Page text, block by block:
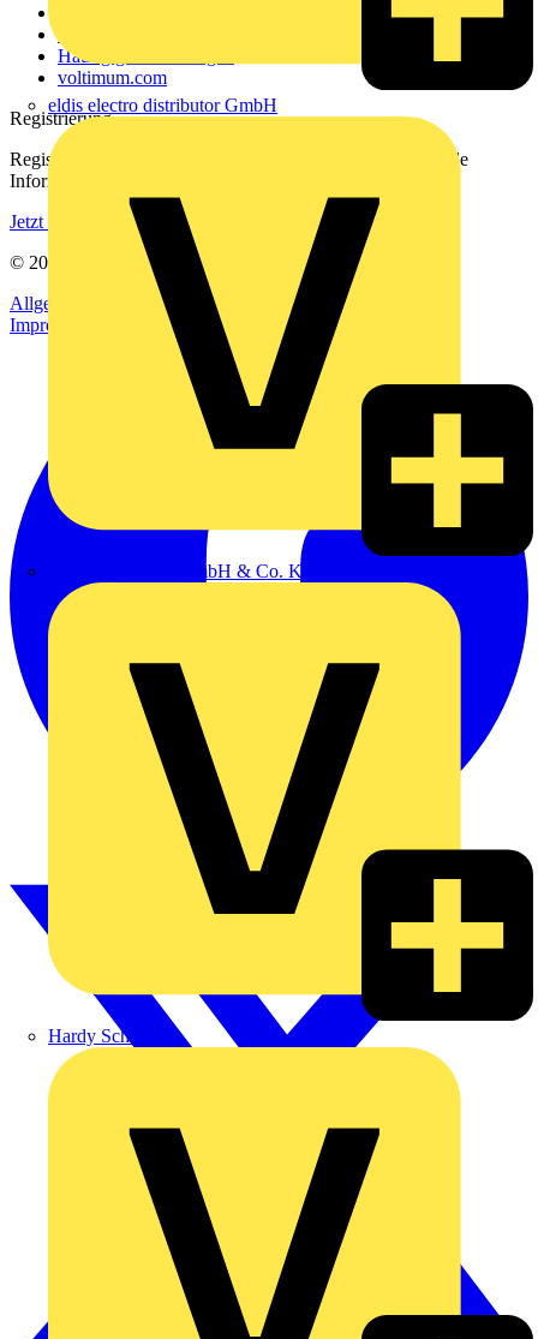
eldis electro distributor GmbH
Emil Löffelhardt GmbH & Co. KG
Hardy Schmitz
Häufig gestellte Fragen
voltimum.com
Registrierung
Registrieren Sie sich kostenlos und erhalten Sie stets aktuelle
Informationen aus der Elektroindustrie.
Jetzt registrieren
© 2002-
Voltimum
Allgemeine Geschäftsbedingungen
Datenschutzerklärung
Impressum